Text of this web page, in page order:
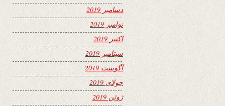
دسامبر 2019
نوامبر 2019
اکتبر 2019
سپتامبر 2019
آگوست 2019
جولای 2019
ژوئن 2019